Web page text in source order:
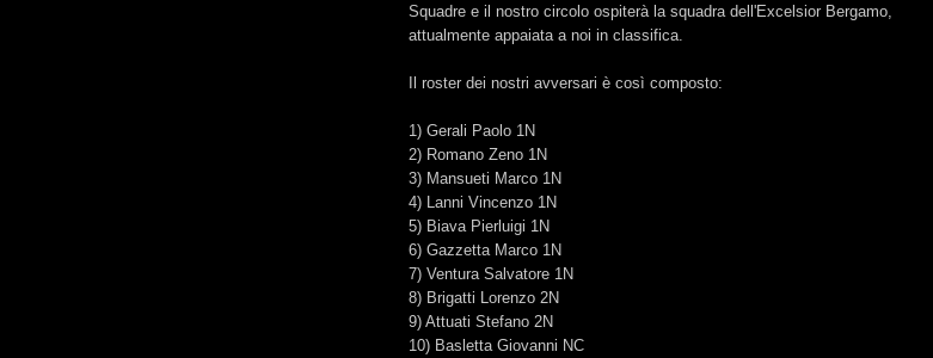
Squadre e il nostro circolo ospiterà la squadra dell'Excelsior Bergamo,
attualmente appaiata a noi in classifica.
Il roster dei nostri avversari è così composto:
1) Gerali Paolo 1N
2) Romano Zeno 1N
3) Mansueti Marco 1N
4) Lanni Vincenzo 1N
5) Biava Pierluigi 1N
6) Gazzetta Marco 1N
7) Ventura Salvatore 1N
8) Brigatti Lorenzo 2N
9) Attuati Stefano 2N
10) Basletta Giovanni NC